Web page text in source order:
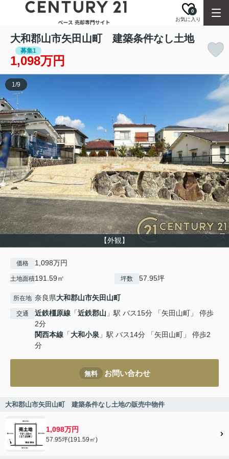
お気に入り
0
大和郡山市矢田山町 建築条件なし土地
募集1
1,098万円
【外観】
1/9
価格 1,098万円
土地面積191.59㎡ 坪数 57.95坪
所在地 奈良県大和郡山市矢田山町
交通 近鉄橿原線 「近鉄郡山 」駅 バス15分 「矢田山町」 停歩
2分
関西本線 「大和小泉 」駅 バス14分 「矢田山町」 停歩2
分
無料 お問い合わせ
大和郡山市矢田山町 建築条件なし土地の販売中物件
1,098万円
57.95坪(191.59㎡)